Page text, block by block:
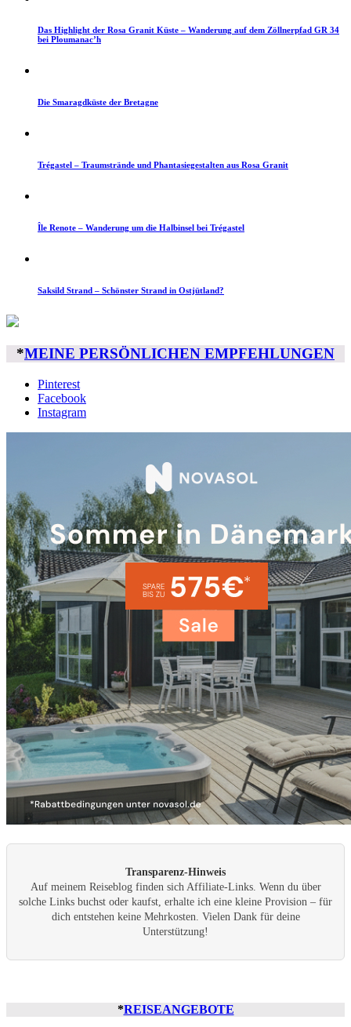
Das Highlight der Rosa Granit Küste – Wanderung auf dem Zöllnerpfad GR 34
bei Ploumanac’h
Die Smaragdküste der Bretagne
Trégastel – Traumstrände und Phantasiegestalten aus Rosa Granit
Île Renote – Wanderung um die Halbinsel bei Trégastel
Saksild Strand – Schönster Strand in Ostjütland?
*MEINE PERSÖNLICHEN EMPFEHLUNGEN
Pinterest
Facebook
Instagram
Transparenz-Hinweis
Auf meinem Reiseblog finden sich Affiliate-Links. Wenn du über
solche Links buchst oder kaufst, erhalte ich eine kleine Provision – für
dich entstehen keine Mehrkosten. Vielen Dank für deine
Unterstützung!
*REISEANGEBOTE